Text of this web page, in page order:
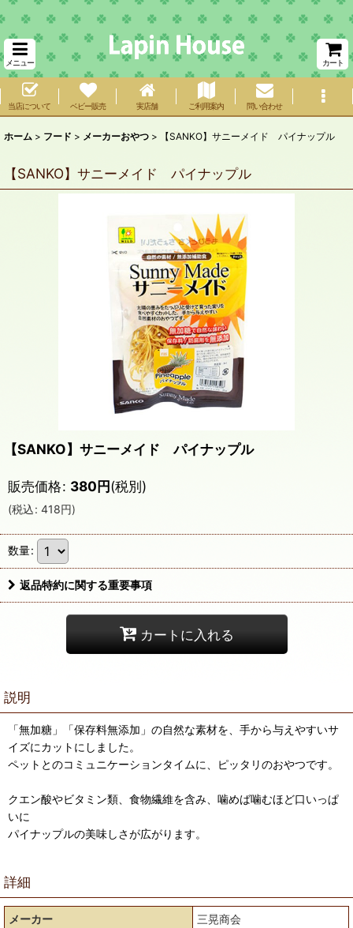
メニュー カート
当店について ベビー販売 実店舗 ご利用案内 問い合わせ
ホーム > フード > メーカーおやつ > 【SANKO】サニーメイド パイナップル
【SANKO】サニーメイド パイナップル
【SANKO】サニーメイド パイナップル
販売価格: 380円(税別)
(税込: 418円)
数量:
返品特約に関する重要事項
カートに入れる
説明
「無加糖」「保存料無添加」の自然な素材を、手から与えやすいサ
イズにカットにしました。
ペットとのコミュニケーションタイムに、ピッタリのおやつです。
クエン酸やビタミン類、食物繊維を含み、噛めば噛むほど口いっぱ
いに
パイナップルの美味しさが広がります。
詳細
メーカー 三晃商会